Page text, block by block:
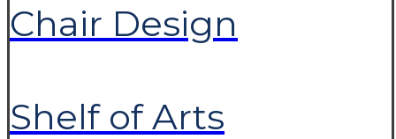
Chair Design
Shelf of Arts